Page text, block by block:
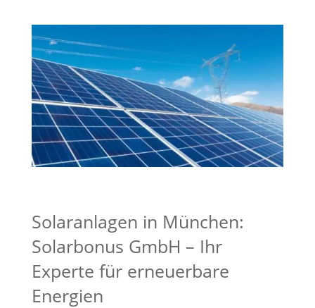
Solaranlagen in München:
Solarbonus GmbH – Ihr
Experte für erneuerbare
Energien